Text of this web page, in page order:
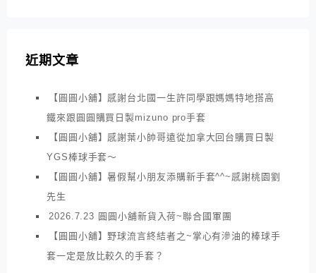
近期文章
【圓圓小舖】感謝台北國一生許同學跟媽媽特地搭高
鐵來跟圓圓購買日製mizuno pro手套
【圓圓小舖】感謝葉小帥哥遠從加拿大回台購買日製
YGS棒球手套～
【圓圓小舖】暑假幫小朋友添購新手套^^~感謝桃園劉
先生
2026.7.23 圓圓小舖新貨入荷~聯合國軍團
【圓圓小舖】野球流言終結者之~掌心有滲油的棒球手
套一定是放比較久的手套？